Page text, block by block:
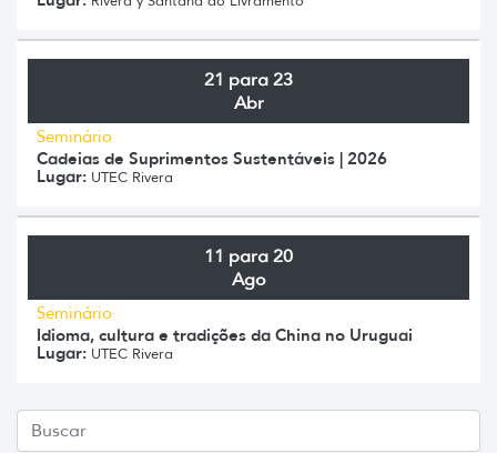
21 para 23
Abr
Seminário
Cadeias de Suprimentos Sustentáveis | 2026
Lugar: UTEC Rivera
11 para 20
Ago
Seminário
Idioma, cultura e tradições da China no Uruguai
Lugar: UTEC Rivera